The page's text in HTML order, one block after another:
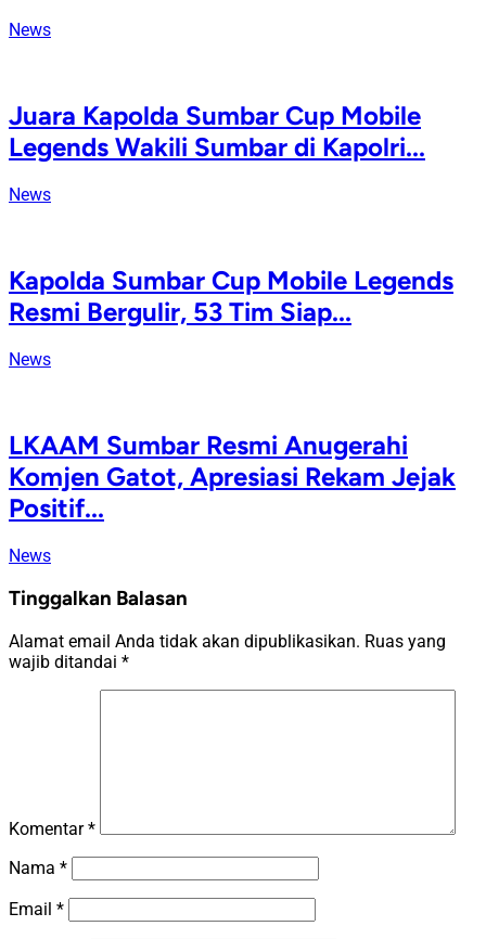
News
Juara Kapolda Sumbar Cup Mobile
Legends Wakili Sumbar di Kapolri...
News
Kapolda Sumbar Cup Mobile Legends
Resmi Bergulir, 53 Tim Siap...
News
LKAAM Sumbar Resmi Anugerahi
Komjen Gatot, Apresiasi Rekam Jejak
Positif...
News
Tinggalkan Balasan
Alamat email Anda tidak akan dipublikasikan. Ruas yang
wajib ditandai *
Komentar*
Nama *
Email *